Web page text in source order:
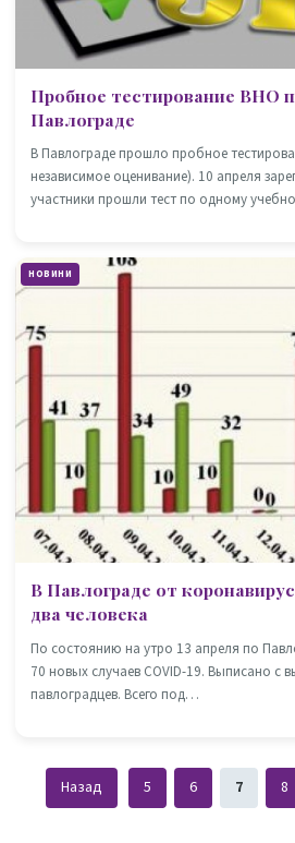
Пробное тестирование ВНО
Павлограде
В Павлограде прошло пробное
независимое оценивание). 10 апреля
участники прошли тест по одному
НОВИНИ
В Павлограде от
два человека
По состоянию на утро 13 апреля по
70 новых случаев COVID-19. Выписано с
павлоградцев. Всего под…
Назад 5 6 7 8